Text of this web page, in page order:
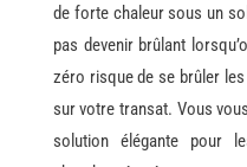
de forte chaleur sous un
pas devenir brûlant
zéro risque de se brûler
sur votre transat. Vous
solution élégante pour